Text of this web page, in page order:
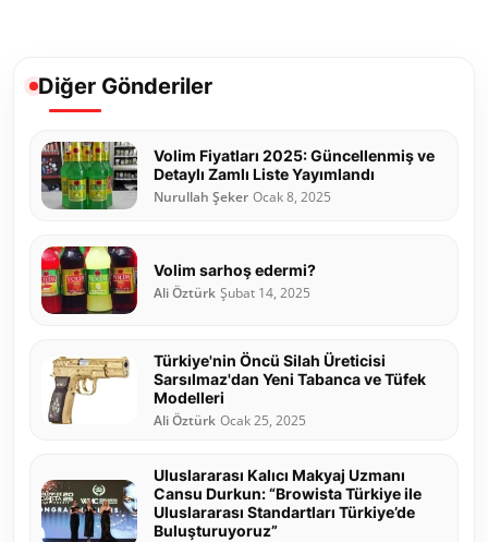
Diğer Gönderiler
Volim Fiyatları 2025: Güncellenmiş ve
Detaylı Zamlı Liste Yayımlandı
Nurullah Şeker Ocak 8, 2025
Volim sarhoş edermi?
Ali Öztürk Şubat 14, 2025
Türkiye'nin Öncü Silah Üreticisi
Sarsılmaz'dan Yeni Tabanca ve Tüfek
Modelleri
Ali Öztürk Ocak 25, 2025
Uluslararası Kalıcı Makyaj Uzmanı
Cansu Durkun: “Browista Türkiye ile
Uluslararası Standartları Türkiye’de
Buluşturuyoruz”